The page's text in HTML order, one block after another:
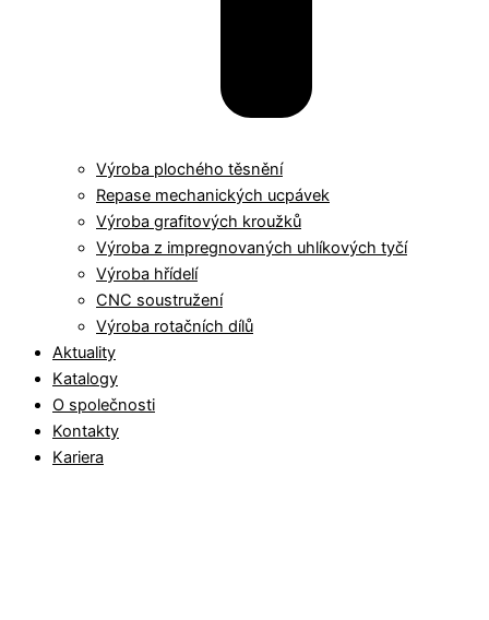
Výroba plochého těsnění
Repase mechanických ucpávek
Výroba grafitových kroužků
Výroba z impregnovaných uhlíkových tyčí
Výroba hřídelí
CNC soustružení
Výroba rotačních dílů
Aktuality
Katalogy
O společnosti
Kontakty
Kariera